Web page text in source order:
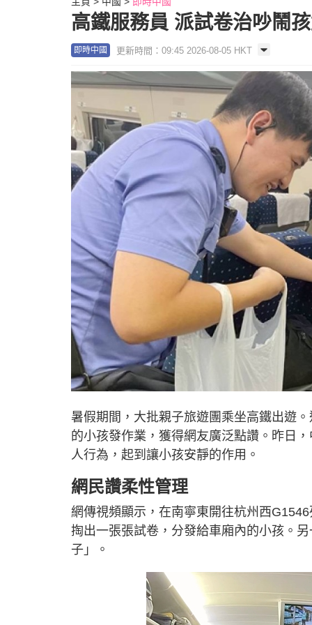
高鐵服務員 派試卷治吵鬧
即時中國 更新時間：09:45 2026-08-05 HKT
暑假期間，大批親子旅遊團乘坐高鐵出遊
的小孩發作業，獲得網友廣泛點讚。昨日
人行為，起到讓小孩安靜的作用。
網民讚柔性管理
網傳視頻顯示，在南寧東開往杭州西
掏出一張張試卷，分發給車廂內的小孩。
子」。